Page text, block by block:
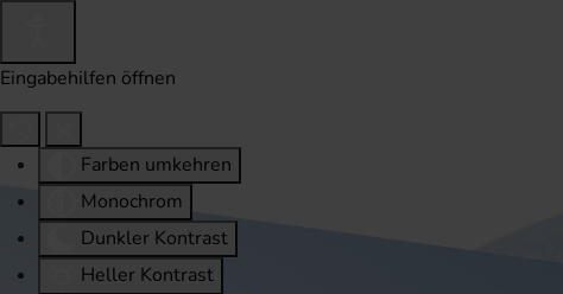
Eingabehilfen öffnen
Farben umkehren
Monochrom
Dunkler Kontrast
Heller Kontrast